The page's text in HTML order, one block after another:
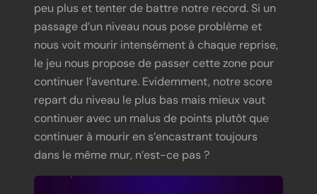
passage d’un niveau nous pose problème et
nous voit mourir intensément à chaque reprise,
le jeu nous propose de passer cette zone pour
continuer l’aventure. Evidemment, notre score
repart du niveau le plus bas mais mieux vaut
continuer avec un malus de points plutôt que
continuer à mourir en s’encastrant toujours
dans le même mur, n’est-ce pas ?